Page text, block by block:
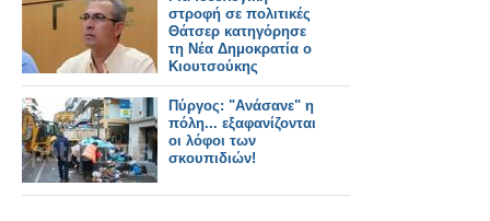
στροφή σε πολιτικές
Θάτσερ κατηγόρησε
τη Νέα Δημοκρατία ο
Κιουτσούκης
Πύργος: "Ανάσανε" η
πόλη... εξαφανίζονται
οι λόφοι των
σκουπιδιών!